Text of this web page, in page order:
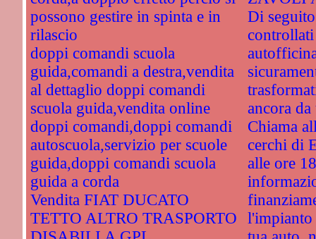
possono gestire in spinta e in
rilascio
doppi comandi scuola
guida,comandi a destra,vendita
al dettaglio doppi comandi
scuola guida,vendita online
doppi comandi,doppi comandi
autoscuola,servizio per scuole
guida,doppi comandi scuola
guida a corda
Vendita FIAT DUCATO
TETTO ALTRO TRASPORTO
Di
ancora
Chiama
cerchi di
alle ore
l'impianto